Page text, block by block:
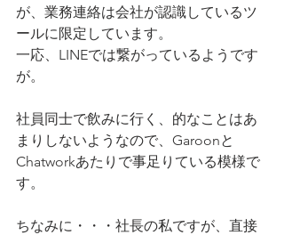
が、業務連絡は会社が認識しているツ
ールに限定しています。
一応、LINEでは繋がっているようです
が。
社員同士で飲みに行く、的なことはあ
まりしないようなので、Garoonと
Chatworkあたりで事足りている模様で
す。
ちなみに・・・社長の私ですが、直接